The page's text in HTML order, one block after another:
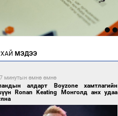
МЭДЭЭ
минутын өмнө өмнө
алдарт Boyzone хамтлагийн
Ronan Keating Монголд анх удаа